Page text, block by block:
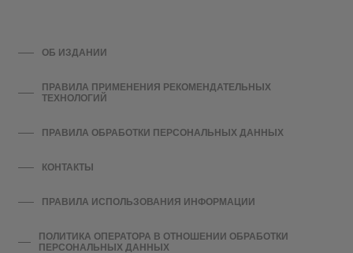
ОБ ИЗДАНИИ
ПРАВИЛА ПРИМЕНЕНИЯ РЕКОМЕНДАТЕЛЬНЫХ
ТЕХНОЛОГИЙ
ПРАВИЛА ОБРАБОТКИ ПЕРСОНАЛЬНЫХ ДАННЫХ
КОНТАКТЫ
ПРАВИЛА ИСПОЛЬЗОВАНИЯ ИНФОРМАЦИИ
ПОЛИТИКА ОПЕРАТОРА В ОТНОШЕНИИ ОБРАБОТКИ
ПЕРСОНАЛЬНЫХ ДАННЫХ